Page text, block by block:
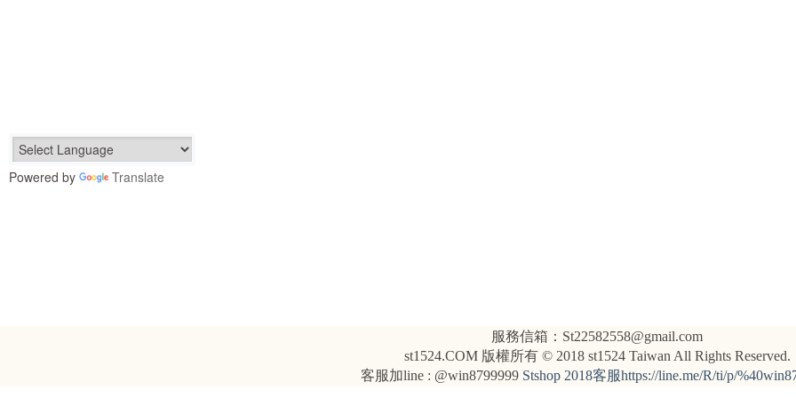
Powered by Translate
服務信箱：St22582558@gmail.com
st1524.COM 版權所有 © 2018 st1524 Taiwan All Rights Reserved.
客服加line : @win8799999 Stshop 2018客服https://line.me/R/ti/p/